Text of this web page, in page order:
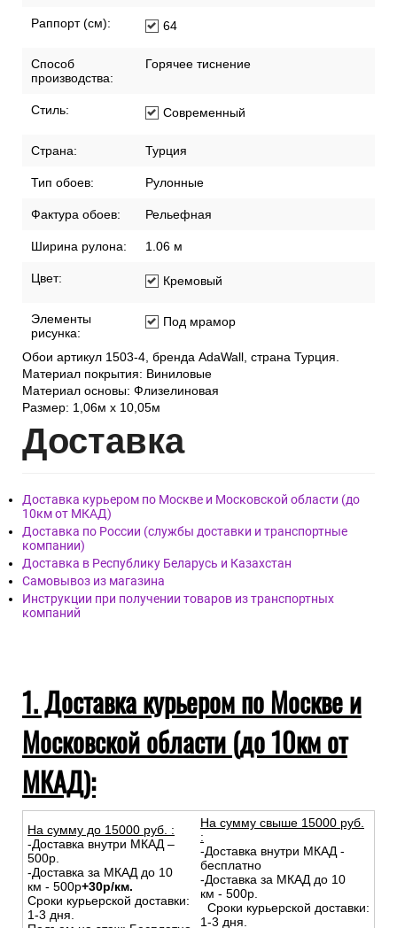
Раппорт (см): 64
Способ
производства:
Горячее тиснение
Стиль: Современный
Страна: Турция
Тип обоев: Рулонные
Фактура обоев: Рельефная
Ширина рулона: 1.06 м
Цвет: Кремовый
Элементы
рисунка:
Под мрамор
Обои артикул 1503-4, бренда AdaWall, страна Турция.
Материал покрытия: Виниловые
Материал основы: Флизелиновая
Размер: 1,06м х 10,05м
Доставка
Доставка курьером по Москве и Московской области (до
10км от МКАД)
Доставка по России (службы доставки и транспортные
компании)
Доставка в Республику Беларусь и Казахстан
Самовывоз из магазина
Инструкции при получении товаров из транспортных
компаний
1. Доставка курьером по Москве и
Московской области (до 10км от
МКАД):
На сумму до 15000 руб. :
-Доставка внутри МКАД –
500р.
-Доставка за МКАД до 10
км - 500р+30р/км.
Сроки курьерской доставки:
1-3 дня.
На сумму свыше 15000 руб.
:
-Доставка внутри МКАД -
бесплатно
-Доставка за МКАД до 10
км - 500р.
Сроки курьерской доставки:
1-3 дня.